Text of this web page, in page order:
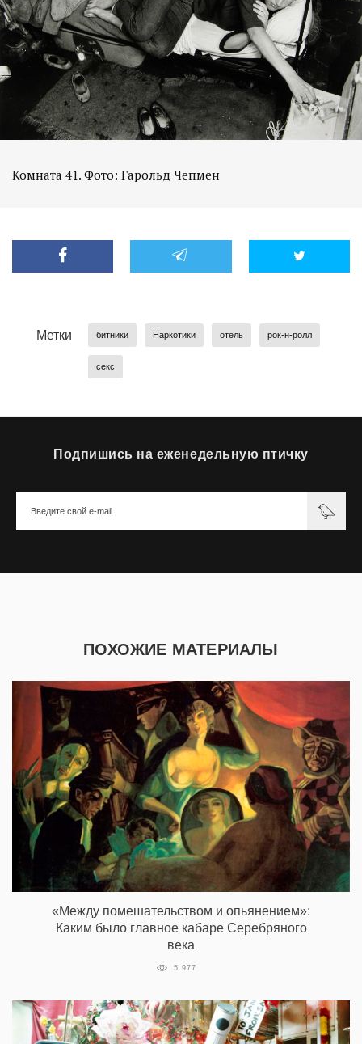
Комната 41. Фото: Гарольд Чепмен
Метки битники Наркотики отель рок-н-ролл
секс
Подпишись на еженедельную птичку
ПОХОЖИЕ МАТЕРИАЛЫ
«Между помешательством и опьянением»:
Каким было главное кабаре Серебряного
века
5 977